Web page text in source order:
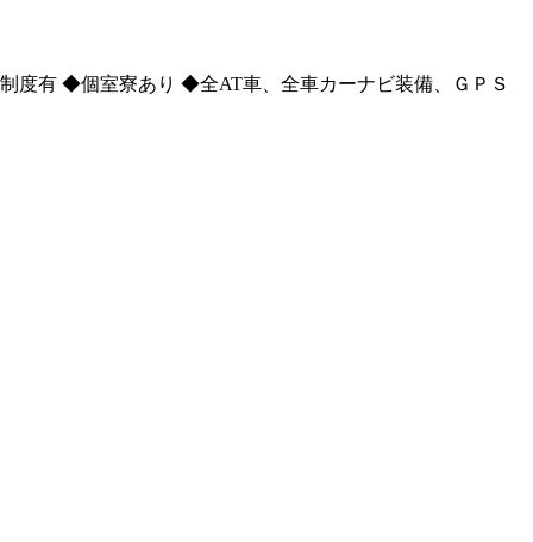
有 ◆個室寮あり ◆全AT車、全車カーナビ装備、ＧＰＳ